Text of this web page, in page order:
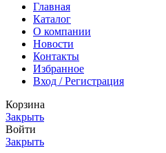
Главная
Каталог
О компании
Новости
Контакты
Избранное
Вход / Регистрация
Корзина
Закрыть
Войти
Закрыть